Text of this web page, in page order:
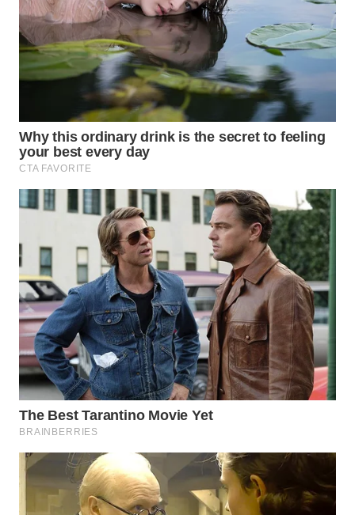
WN
SAMOSIR
WN
LAWAS
WN
KEPULAUAN
SERIBU
WN
TANGERANG
WN
BINJAI
CIREBON